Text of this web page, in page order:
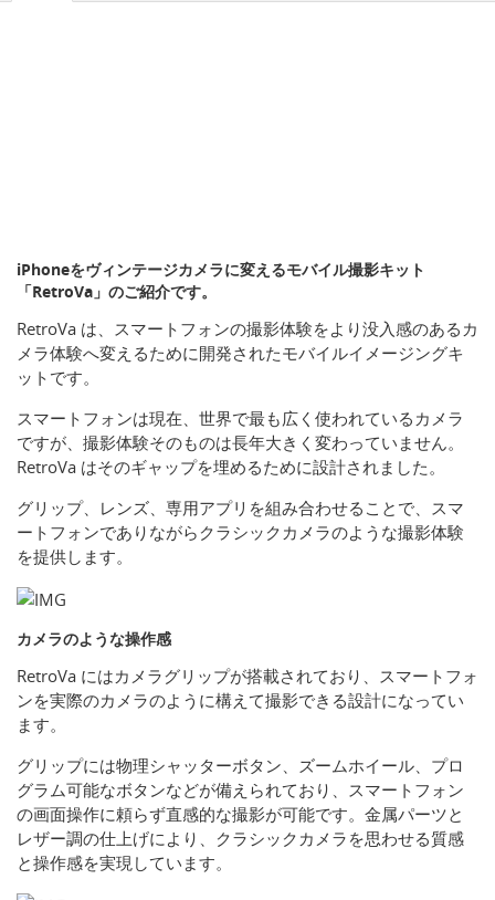
iPhoneをヴィンテージカメラに変えるモバイル撮影キット
「RetroVa」のご紹介です。
RetroVa は、スマートフォンの撮影体験をより没入感のあるカ
メラ体験へ変えるために開発されたモバイルイメージングキ
ットです。
スマートフォンは現在、世界で最も広く使われているカメラ
ですが、撮影体験そのものは長年大きく変わっていません。
RetroVa はそのギャップを埋めるために設計されました。
グリップ、レンズ、専用アプリを組み合わせることで、スマ
ートフォンでありながらクラシックカメラのような撮影体験
を提供します。
カメラのような操作感
RetroVa にはカメラグリップが搭載されており、スマートフォ
ンを実際のカメラのように構えて撮影できる設計になってい
ます。
グリップには物理シャッターボタン、ズームホイール、プロ
グラム可能なボタンなどが備えられており、スマートフォン
の画面操作に頼らず直感的な撮影が可能です。金属パーツと
レザー調の仕上げにより、クラシックカメラを思わせる質感
と操作感を実現しています。